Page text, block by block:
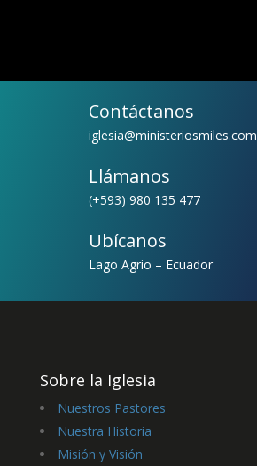
Contáctanos
iglesia@ministeriosmiles.com
Llámanos
(+593) 980 135 477
Ubícanos
Lago Agrio – Ecuador
Sobre la Iglesia
Nuestros Pastores
Nuestra Historia
Misión y Visión